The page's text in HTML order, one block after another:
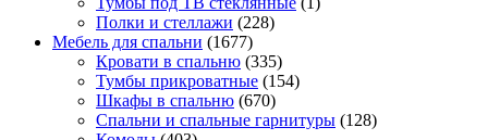
Полки и стеллажи (228)
Мебель для спальни (1677)
Кровати в спальню (335)
Тумбы прикроватные (154)
Шкафы в спальню (670)
Спальни и спальные гарнитуры (128)